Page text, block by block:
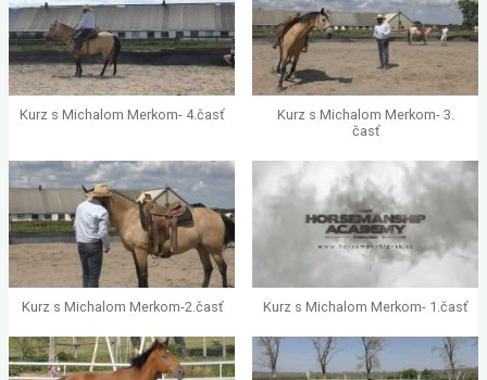
Kurz s Michalom Merkom- 4.časť
Kurz s Michalom Merkom- 3.
časť
Kurz s Michalom Merkom-2.časť Kurz s Michalom Merkom- 1.časť